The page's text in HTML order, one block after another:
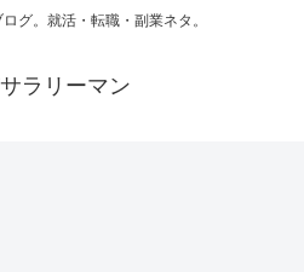
グ。就活・転職・副業ネタ。
ラリーマン